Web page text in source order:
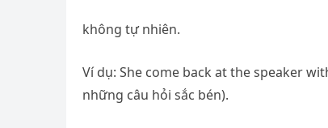
không tự nhiên.
Ví dụ: She come back at the speaker
những câu hỏi sắc bén).